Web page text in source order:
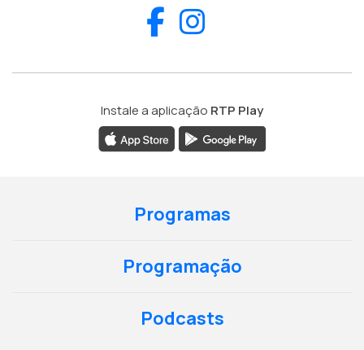
Facebook
Instale a aplicação RTP Play
Programas
Programação
Podcasts